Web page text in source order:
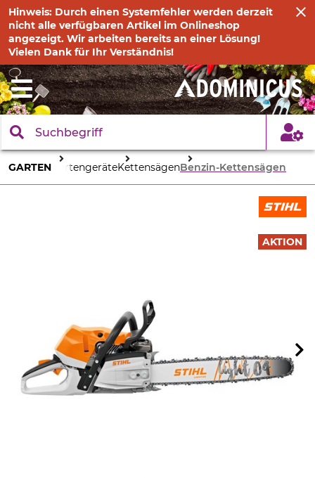
Hinweis: Durch einen Systemfehler werden derzeit
nicht alle verfügbaren Artikel im Onlineshop
angezeigt. Wir arbeiten bereits an einer Lösung!
Vielen Dank für Ihr Verständnis!
GARTEN GartengeräteKettensägenBenzin-Kettensägen
AKTION